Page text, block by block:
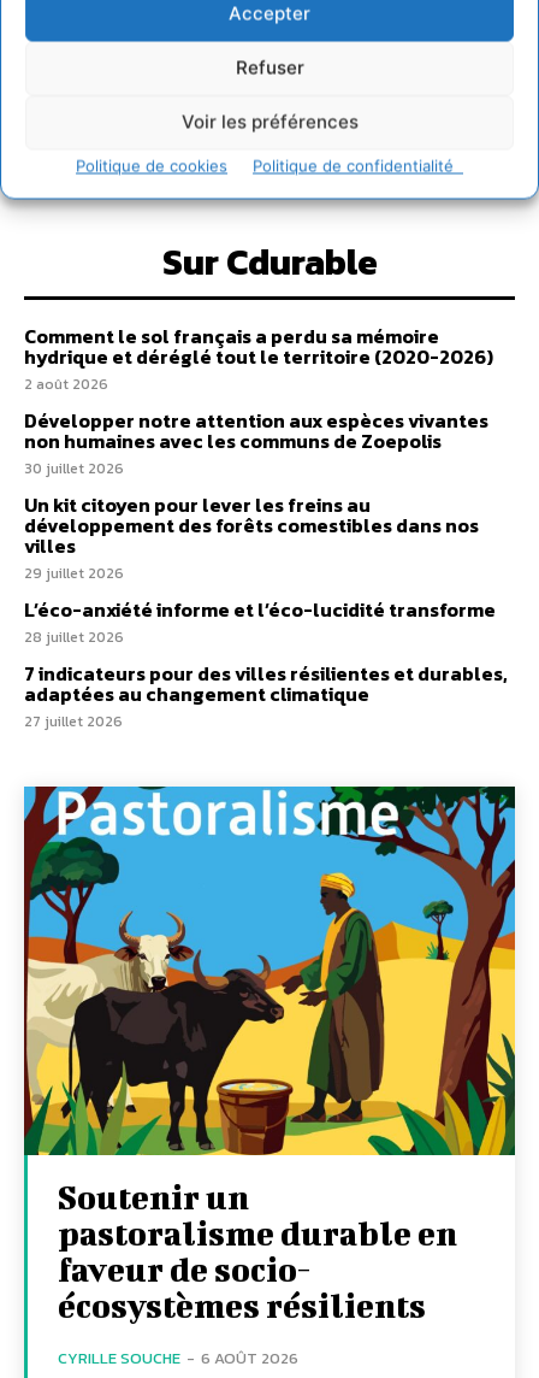
Accepter
Refuser
Voir les préférences
Politique de cookies Politique de confidentialité
Sur Cdurable
Comment le sol français a perdu sa mémoire
hydrique et déréglé tout le territoire (2020-2026)
2 août 2026
Développer notre attention aux espèces vivantes
non humaines avec les communs de Zoepolis
30 juillet 2026
Un kit citoyen pour lever les freins au
développement des forêts comestibles dans nos
villes
29 juillet 2026
L’éco-anxiété informe et l’éco-lucidité transforme
28 juillet 2026
7 indicateurs pour des villes résilientes et durables,
adaptées au changement climatique
27 juillet 2026
Soutenir un
pastoralisme durable en
faveur de socio-
écosystèmes résilients
CYRILLE SOUCHE - 6 AOÛT 2026